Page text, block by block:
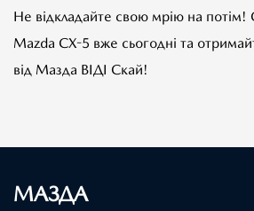
Не відкладайте свою мрію на потім!
Mazda CX-5 вже сьогодні та
від Мазда ВІДІ Скай!
МАЗДА